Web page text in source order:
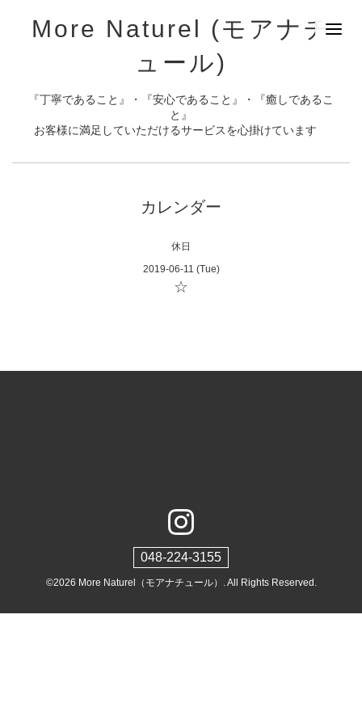
More Naturel (モアナチ
ュール)
『丁寧であること』・『安心であること』・『癒しであるこ
と』
お客様に満足していただけるサービスを心掛けています
カレンダー
休日
2019-06-11 (Tue)
☆
048-224-3155
©2026 More Naturel（モアナチュール） . All Rights Reserved.